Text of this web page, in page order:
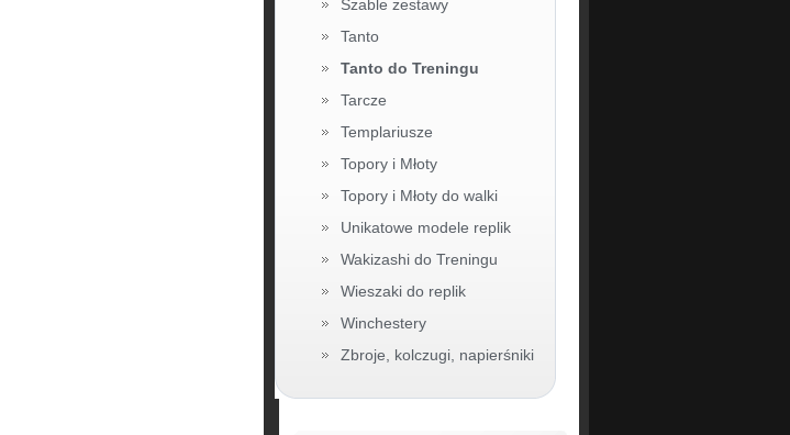
Szable zestawy
Tanto
Tanto do Treningu
Tarcze
Templariusze
Topory i Młoty
Topory i Młoty do walki
Unikatowe modele replik
Wakizashi do Treningu
Wieszaki do replik
Winchestery
Zbroje, kolczugi, napierśniki